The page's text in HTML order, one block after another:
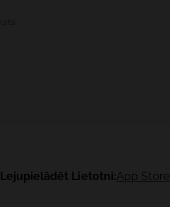
Lejupielādēt Lietotni:App Store